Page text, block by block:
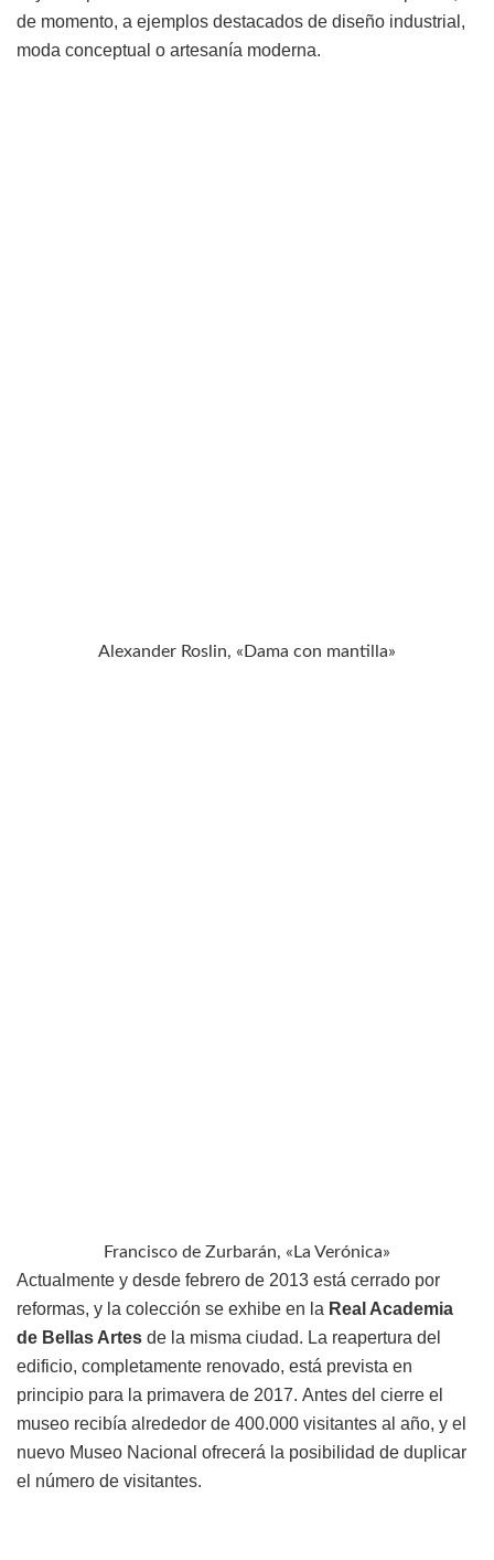
de momento, a ejemplos destacados de diseño industrial,
moda conceptual o artesanía moderna.
Alexander Roslin, «Dama con mantilla»
Francisco de Zurbarán, «La Verónica»
Actualmente y desde febrero de 2013 está cerrado por
reformas, y la colección se exhibe en la Real Academia
de Bellas Artes de la misma ciudad. La reapertura del
edificio, completamente renovado, está prevista en
principio para la primavera de 2017. Antes del cierre el
museo recibía alrededor de 400.000 visitantes al año, y el
nuevo Museo Nacional ofrecerá la posibilidad de duplicar
el número de visitantes.